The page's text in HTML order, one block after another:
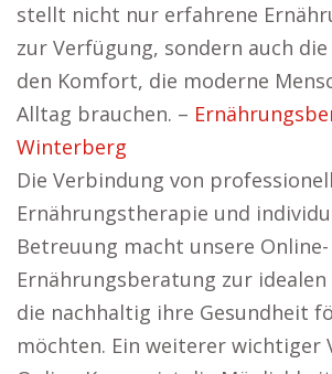
stellt nicht nur erfahrene
zur Verfügung, sondern auch
den Komfort, die moderne
Alltag brauchen. –
Winterberg
Die Verbindung von
Ernährungstherapie und
Betreuung macht unsere Online-
Ernährungsberatung zur
die nachhaltig ihre Gesundheit
möchten. Ein weiterer wichtiger